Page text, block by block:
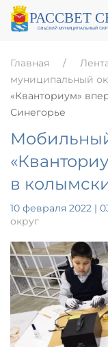
Главная
муниципальный
«Кванториум»
Синегорье
в
10 февраля 2022 |
округ